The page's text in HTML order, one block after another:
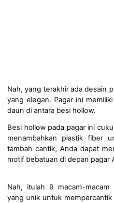
Nah, yang terakhir ada desain
yang elegan. Pagar ini
daun di antara besi hollow.
Besi hollow pada pagar ini
menambahkan plastik fiber
tambah cantik, Anda dapat
motif bebatuan di depan pagar
Nah, itulah 9 macam-
yang unik untuk